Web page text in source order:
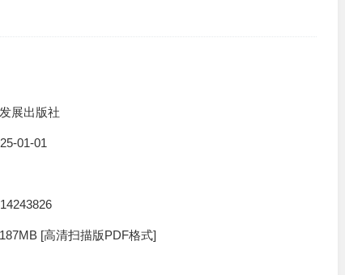
展出版社
01-01
187MB [高清扫描版PDF格式]